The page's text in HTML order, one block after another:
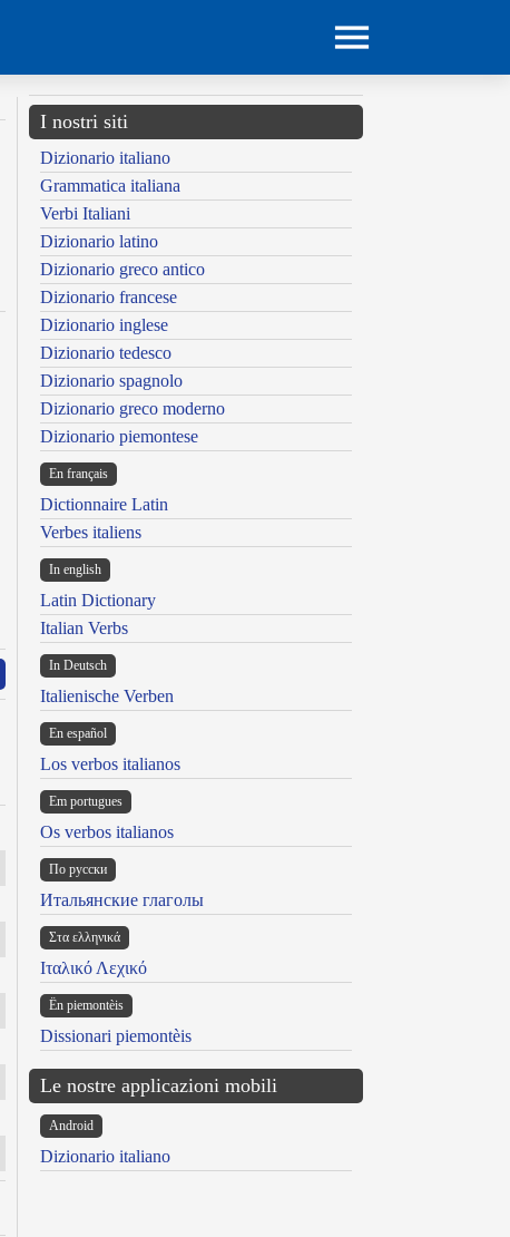
I nostri siti
Dizionario italiano
Grammatica italiana
Verbi Italiani
Dizionario latino
Dizionario greco antico
Dizionario francese
Dizionario inglese
Dizionario tedesco
Dizionario spagnolo
Dizionario greco moderno
Dizionario piemontese
En français
Dictionnaire Latin
Verbes italiens
In english
Latin Dictionary
Italian Verbs
In Deutsch
Italienische Verben
En español
Los verbos italianos
Em portugues
Os verbos italianos
По русски
Итальянские глаголы
Στα ελληνικά
Ιταλικό Λεχικό
Ën piemontèis
Dissionari piemontèis
Le nostre applicazioni mobili
Android
Dizionario italiano